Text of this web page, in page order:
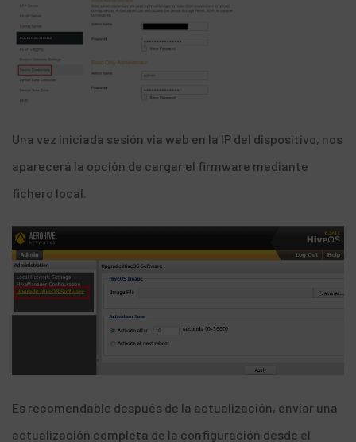
Una vez iniciada sesión via web en la IP del dispositivo, nos
aparecerá la opción de cargar el firmware mediante
fichero local.
Es recomendable después de la actualización, enviar una
actualización completa de la configuración desde el